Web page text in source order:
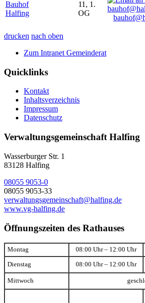
Bauhof
Halfing
11, 1.
OG
drucken nach oben
Zum Intranet Gemeinderat
Quicklinks
Kontakt
Inhaltsverzeichnis
Impressum
Datenschutz
Verwaltungsgemeinschaft Halfing
Wasserburger Str. 1
83128 Halfing
08055 9053-0
08055 9053-33
verwaltungsgemeinschaft@halfing.de
www.vg-halfing.de
Öffnungszeiten des Rathauses
Montag 08:00 Uhr – 12:00 Uhr
Dienstag 08:00 Uhr – 12:00 Uhr
Mittwoch